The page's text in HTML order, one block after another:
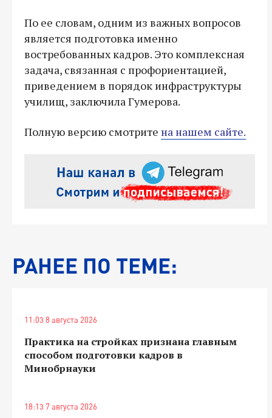
По ее словам, одним из важных вопросов
является подготовка именно
востребованных кадров. Это комплексная
задача, связанная с профориентацией,
приведением в порядок инфраструктуры
училищ, заключила Гумерова.
Полную версию смотрите на нашем сайте.
РАНЕЕ ПО ТЕМЕ:
11:03 8 августа 2026
Практика на стройках признана главным
способом подготовки кадров в
Минобрнауки
18:13 7 августа 2026